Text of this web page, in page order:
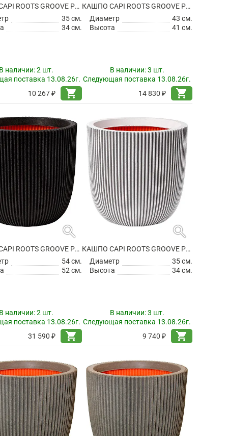
КАШПО CAPI ROOTS GROOVE PLANTER BALL BLACK GOLD
35 см.
34 см.
наличии:2 шт.
поставка 13.08.26г.
10 267 ₽
shopping_cart
КАШПО CAPI ROOTS GROOVE PLANTER BALL BLACK GOLD
Диаметр
43 см.
Высота
41 см.
В наличии:3 шт.
Следующая поставка 13.08.26г.
14 830 ₽
shopping_cart
search
КАШПО CAPI ROOTS GROOVE PLANTER BALL BLACK
54 см.
52 см.
наличии:2 шт.
поставка 13.08.26г.
31 590 ₽
shopping_cart
search
КАШПО CAPI ROOTS GROOVE PLANTER BALL IVORY
Диаметр
35 см.
Высота
34 см.
В наличии:3 шт.
Следующая поставка 13.08.26г.
9 740 ₽
shopping_cart